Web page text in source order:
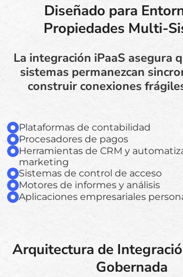
Diseñado para
Propiedades Multi-
La integración iPaaS asegura
sistemas permanezcan
construir conexiones
Plataformas de contabilidad
Procesadores de pagos
Herramientas de CRM y
marketing
Sistemas de control de acceso
Motores de informes y análisis
Aplicaciones empresariales
Arquitectura de
Gobernada